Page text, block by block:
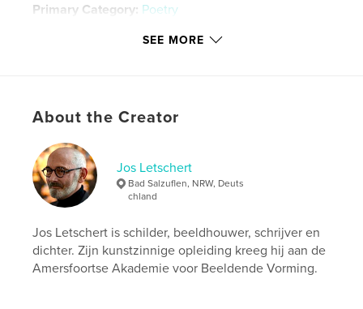
Primary Category: Poetry
5×8 in, 13×20 cm
Publish Date:Nov 16, 2018
Language
Keywords
kunst , gedichten , poëzie
SEE MORE
About the Creator
Jos Letschert
Bad Salzuflen, NRW, Deuts
chland
Jos Letschert is schilder, beeldhouwer, schrijver en
dichter. Zijn kunstzinnige opleiding kreeg hij aan de
Amersfoortse Akademie voor Beeldende Vorming.